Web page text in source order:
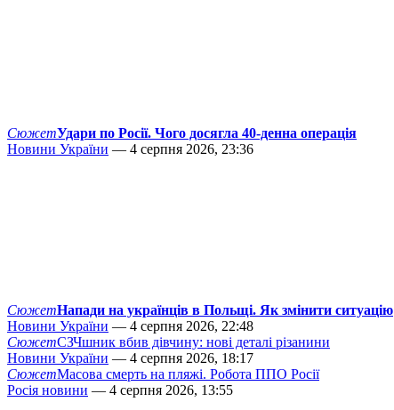
СюжетУдари по Росії. Чого досягла 40-денна операція
Новини України — 4 серпня 2026, 23:36
СюжетНапади на українців в Польщі. Як змінити ситуацію
Новини України — 4 серпня 2026, 22:48
СюжетСЗЧшник вбив дівчину: нові деталі різанини
Новини України — 4 серпня 2026, 18:17
СюжетМасова смерть на пляжі. Робота ППО Росії
Росія новини — 4 серпня 2026, 13:55